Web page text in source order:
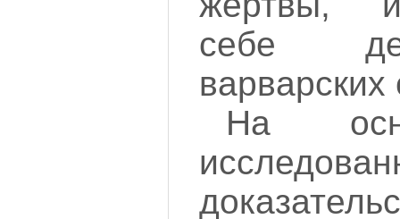
себе
варварских
На